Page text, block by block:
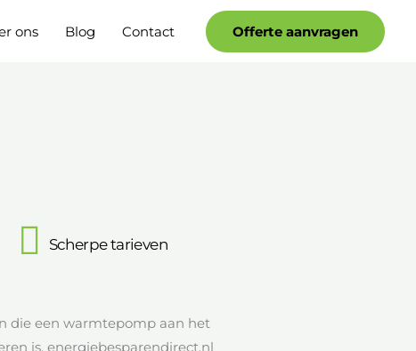
ons Blog Contact Offerte aanvragen
Scherpe tarieven